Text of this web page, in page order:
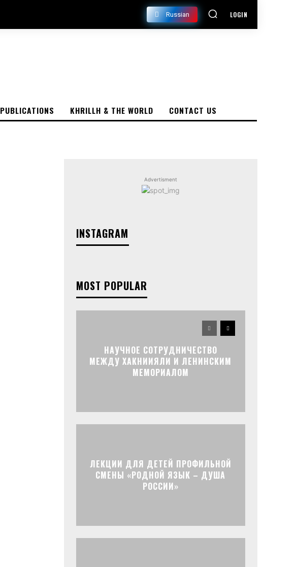
Russian LOGIN
PUBLICATIONS KHRILLH & THE WORLD CONTACT US
Advertisment
INSTAGRAM
MOST POPULAR
НАУЧНОЕ СОТРУДНИЧЕСТВО
МЕЖДУ ХАКНИИЯЛИ И ЛЕНИНСКИМ
МЕМОРИАЛОМ
ЛЕКЦИИ ДЛЯ ДЕТЕЙ ПРОФИЛЬНОЙ
СМЕНЫ «РОДНОЙ ЯЗЫК – ДУША
РОССИИ»